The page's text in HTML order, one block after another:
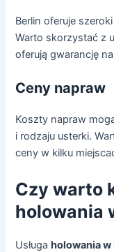
Berlin oferuje
Warto skorzystać z
oferują gwarancję
Ceny napraw
Koszty napraw
i rodzaju usterki.
ceny w kilku
Czy warto
holowania
Usługaholowania